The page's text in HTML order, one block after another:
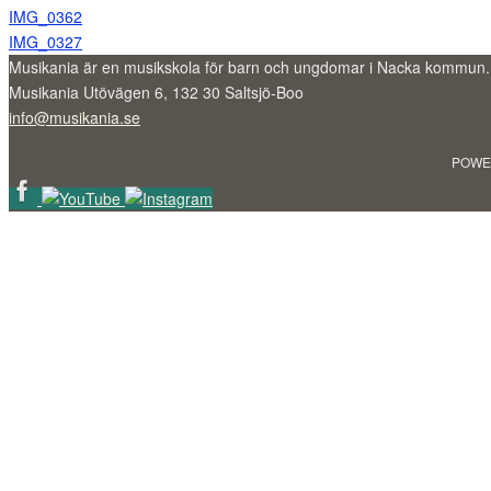
IMG_0362
IMG_0327
Musikania är en musikskola för barn och ungdomar i Nacka kommun.
Musikania Utövägen 6, 132 30 Saltsjö-Boo
info@musikania.se